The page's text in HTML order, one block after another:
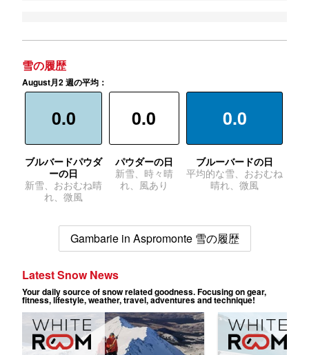
雪の履歴
August月2 週の平均：
0.0
ブルバードパウダ
ーの日
新雪、おおむね晴
れ、微風
0.0
パウダーの日
新雪、時々晴
れ、風あり
0.0
ブルーバードの日
平均的な雪、おおむね
晴れ、微風
Gambarie in Aspromonte 雪の履歴